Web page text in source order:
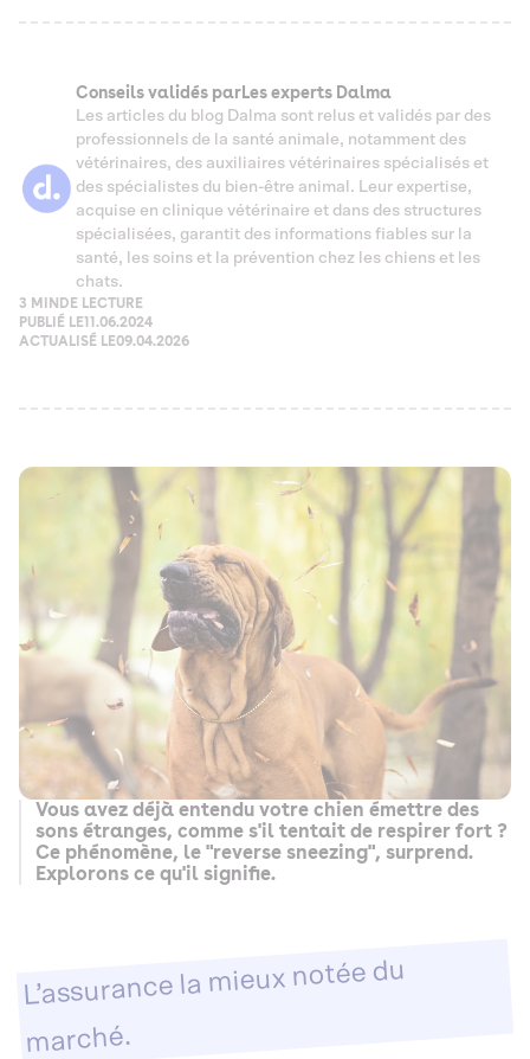
Conseils validés parLes experts Dalma
Les articles du blog Dalma sont relus et validés par des
professionnels de la santé animale, notamment des
vétérinaires, des auxiliaires vétérinaires spécialisés et
des spécialistes du bien-être animal. Leur expertise,
acquise en clinique vétérinaire et dans des structures
spécialisées, garantit des informations fiables sur la
santé, les soins et la prévention chez les chiens et les
chats.
3 MIN DE LECTURE
PUBLIÉ LE11.06.2024
ACTUALISÉ LE09.04.2026
Vous avez déjà entendu votre chien émettre des
sons étranges, comme s'il tentait de respirer fort ?
Ce phénomène, le "reverse sneezing", surprend.
Explorons ce qu'il signifie.
L’assurance la mieux notée du
marché.